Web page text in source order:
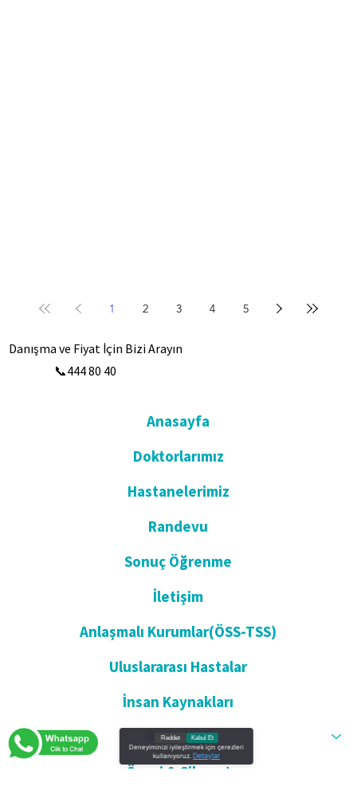
1 2 3 4 5
Danışma ve Fiyat İçin Bizi Arayın
📞444 80 40
Anasayfa
Doktorlarımız
Hastanelerimiz
Randevu
Sonuç Öğrenme
İletişim
Anlaşmalı Kurumlar(ÖSS-TSS)
Uluslararası Hastalar
İnsan Kaynakları
Kurumsal
Öneri & Şikayet
Deneyiminizi iyileştirmek için çerezleri
kullanıyoruz. Detaylar
Reddet Kabul Et